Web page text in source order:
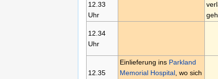
12.33
Uhr
12.34
Uhr
12.35
Einlieferung ins Parkland
Memorial Hospital, wo sich